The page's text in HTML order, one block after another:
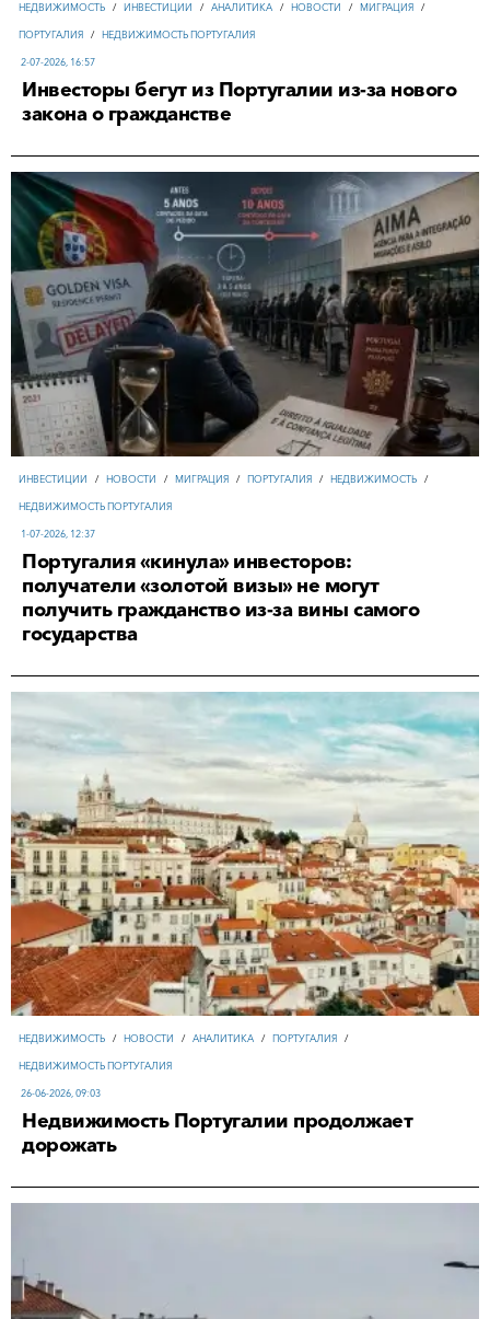
НЕДВИЖИМОСТЬ / ИНВЕСТИЦИИ / АНАЛИТИКА / НОВОСТИ / МИГРАЦИЯ /
ПОРТУГАЛИЯ / НЕДВИЖИМОСТЬ ПОРТУГАЛИЯ
2-07-2026, 16:57
Инвесторы бегут из Португалии из-за нового
закона о гражданстве
ИНВЕСТИЦИИ / НОВОСТИ / МИГРАЦИЯ / ПОРТУГАЛИЯ / НЕДВИЖИМОСТЬ /
НЕДВИЖИМОСТЬ ПОРТУГАЛИЯ
1-07-2026, 12:37
Португалия «кинула» инвесторов:
получатели «золотой визы» не могут
получить гражданство из-за вины самого
государства
НЕДВИЖИМОСТЬ / НОВОСТИ / АНАЛИТИКА / ПОРТУГАЛИЯ /
НЕДВИЖИМОСТЬ ПОРТУГАЛИЯ
26-06-2026, 09:03
Недвижимость Португалии продолжает
дорожать